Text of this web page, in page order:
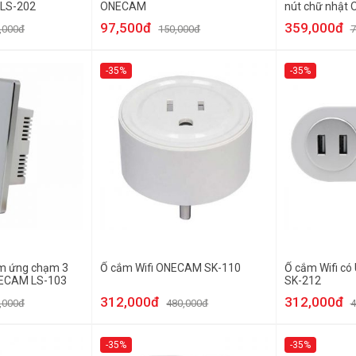
202 ONECAM
97,500đ 150,000đ
nút chữ nhật
359,000đ
ứng chạm 3
LS-103
-35%
Ổ cắm Wifi ONECAM SK-110
312,000đ 480,000đ
-35%
Ổ cắm Wifi có
SK-212
312,000đ
-35% -35%